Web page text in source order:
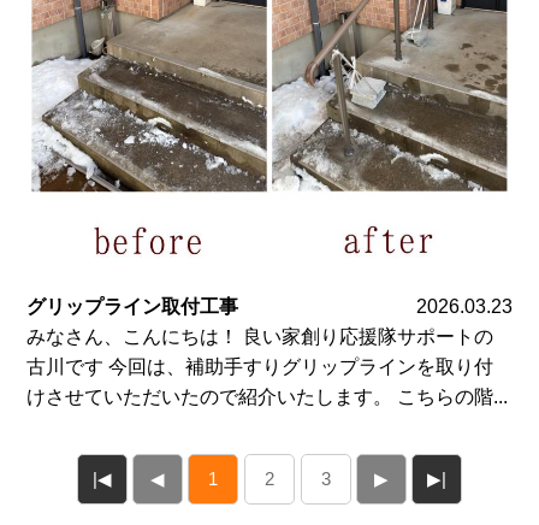
グリップライン取付工事
2026.03.23
みなさん、こんにちは！ 良い家創り応援隊サポートの
古川です 今回は、補助手すりグリップラインを取り付
けさせていただいたので紹介いたします。 こちらの階...
|◀ ◀ 1 2 3 ▶ ▶|